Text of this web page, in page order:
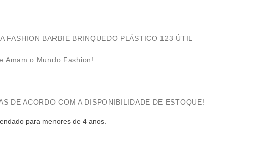
FASHION BARBIE BRINQUEDO PLÁSTICO 123 ÚTIL
Amam o Mundo Fashion!
DE ACORDO COM A DISPONIBILIDADE DE ESTOQUE!
para menores de 4 anos.